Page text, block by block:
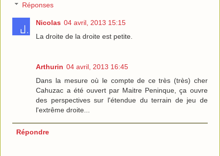
Réponses
Nicolas 04 avril, 2013 15:15
La droite de la droite est petite.
Arthurin 04 avril, 2013 16:45
Dans la mesure où le compte de ce très (très) cher
Cahuzac a été ouvert par Maitre Peninque, ça ouvre
des perspectives sur l'étendue du terrain de jeu de
l'extrême droite...
Répondre